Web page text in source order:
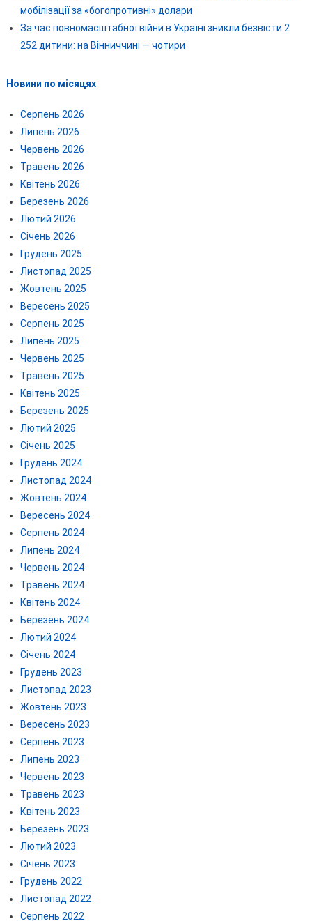
мобілізації за «богопротивні» долари
За час повномасштабної війни в Україні зникли безвісти 2
252 дитини: на Вінниччині — чотири
Новини по місяцях
Серпень 2026
Липень 2026
Червень 2026
Травень 2026
Квітень 2026
Березень 2026
Лютий 2026
Січень 2026
Грудень 2025
Листопад 2025
Жовтень 2025
Вересень 2025
Серпень 2025
Липень 2025
Червень 2025
Травень 2025
Квітень 2025
Березень 2025
Лютий 2025
Січень 2025
Грудень 2024
Листопад 2024
Жовтень 2024
Вересень 2024
Серпень 2024
Липень 2024
Червень 2024
Травень 2024
Квітень 2024
Березень 2024
Лютий 2024
Січень 2024
Грудень 2023
Листопад 2023
Жовтень 2023
Вересень 2023
Серпень 2023
Липень 2023
Червень 2023
Травень 2023
Квітень 2023
Березень 2023
Лютий 2023
Січень 2023
Грудень 2022
Листопад 2022
Серпень 2022